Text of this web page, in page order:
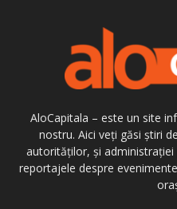
AloCapitala – este un site
nostru. Aici veți găsi știri
autorităților, și
reportajele despre